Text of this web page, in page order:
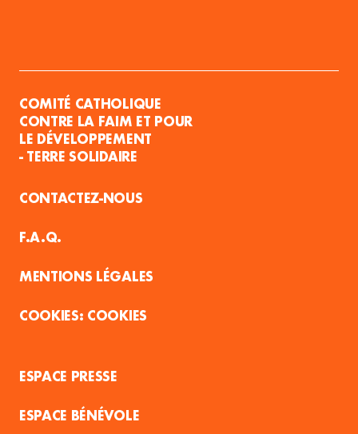
COMITÉ CATHOLIQUE
CONTRE LA FAIM ET POUR
LE DÉVELOPPEMENT
- TERRE SOLIDAIRE
CONTACTEZ-NOUS
F.A.Q.
MENTIONS LÉGALES
COOKIES
ESPACE PRESSE
ESPACE BÉNÉVOLE